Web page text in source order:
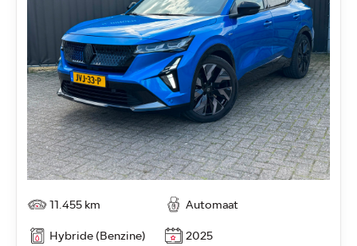
11.455 km
Automaat
Hybride (Benzine)
2025